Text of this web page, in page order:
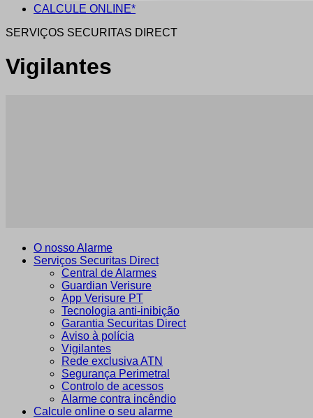
CALCULE ONLINE*
SERVIÇOS SECURITAS DIRECT
Vigilantes
O nosso Alarme
Serviços Securitas Direct
Central de Alarmes
Guardian Verisure
App Verisure PT
Tecnologia anti-inibição
Garantia Securitas Direct
Aviso à polícia
Vigilantes
Rede exclusiva ATN
Segurança Perimetral
Controlo de acessos
Alarme contra incêndio
Calcule online o seu alarme